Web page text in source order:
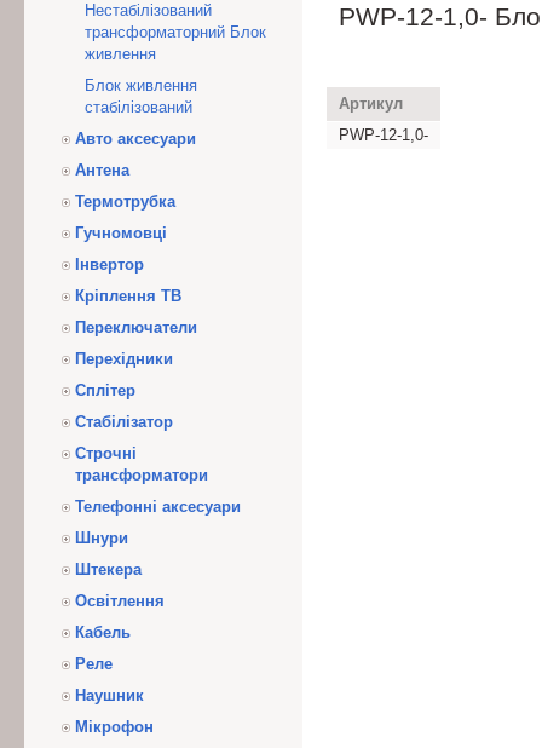
Нестабілізований
трансформаторний Блок
живлення
Блок живлення
стабілізований
Авто аксесуари
Антена
Термотрубка
Гучномовці
Інвертор
Кріплення ТВ
Переключатели
Перехідники
Сплітер
Стабілізатор
Строчні
трансформатори
Телефонні аксесуари
Шнури
Штекера
Освітлення
Кабель
Реле
Наушник
Мікрофон
PWP-12-1,0-
Артикул
PWP-12-1,0-